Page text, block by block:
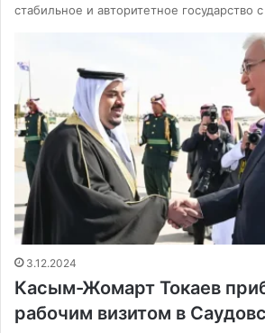
стабильное и авторитетное государство
3.12.2024
Касым-Жомарт Токаев
рабочим визитом в